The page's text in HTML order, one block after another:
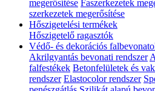
megerősítése Faszerkezetek
szerkezetek megerősítése
Hőszigetelési termékek
Hőszigetelő ragasztók
Védő- és dekorációs
Akrilgyantás bevonati rendszer
falfestékek Betonfelületek és
rendszer Elastocolor rendszer